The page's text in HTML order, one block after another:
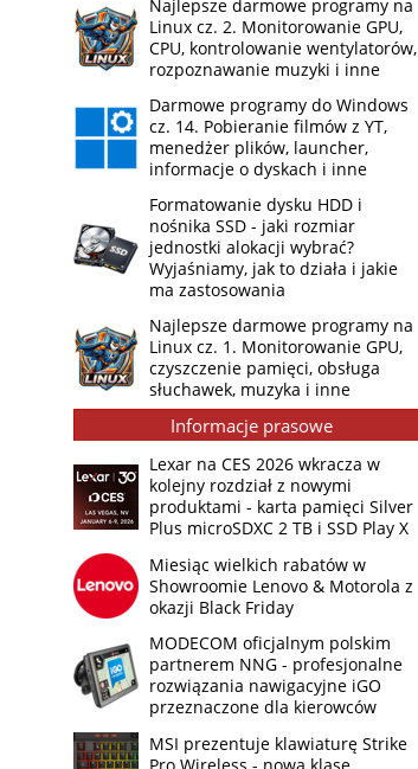
Najlepsze darmowe programy na
Linux cz. 2. Monitorowanie GPU,
CPU, kontrolowanie wentylatorów,
rozpoznawanie muzyki i inne
Darmowe programy do Windows
cz. 14. Pobieranie filmów z YT,
menedżer plików, launcher,
informacje o dyskach i inne
Formatowanie dysku HDD i
nośnika SSD - jaki rozmiar
jednostki alokacji wybrać?
Wyjaśniamy, jak to działa i jakie
ma zastosowania
Najlepsze darmowe programy na
Linux cz. 1. Monitorowanie GPU,
czyszczenie pamięci, obsługa
słuchawek, muzyka i inne
Informacje prasowe
Lexar na CES 2026 wkracza w
kolejny rozdział z nowymi
produktami - karta pamięci Silver
Plus microSDXC 2 TB i SSD Play X
Miesiąc wielkich rabatów w
Showroomie Lenovo & Motorola z
okazji Black Friday
MODECOM oficjalnym polskim
partnerem NNG - profesjonalne
rozwiązania nawigacyjne iGO
przeznaczone dla kierowców
MSI prezentuje klawiaturę Strike
Pro Wireless - nową klasę